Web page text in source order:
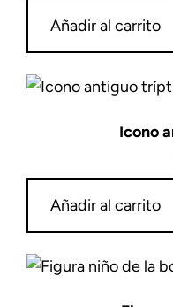
Añadir al carrito
Icono
Añadir al carrito